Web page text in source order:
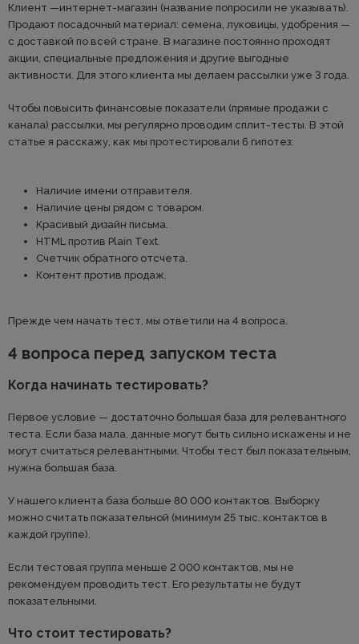
Клиент —интернет-магазин (название попросили не указывать).
Продают посадочный материал: семена, луковицы, удобрения —
с доставкой по всей стране. В магазине постоянно проходят
акции, специальные предложения и другие выгодные
активности. Для этого клиента мы делаем рассылки уже 3 года.
Чтобы повысить финансовые показатели (прямые продажи с
канала) рассылки, мы регулярно проводим сплит-тесты. В этой
статье я расскажу, как мы протестировали 6 гипотез:
Наличие имени отправителя.
Наличие цены рядом с товаром.
Красивый дизайн письма.
HTML против Plain Text.
Счетчик обратного отсчета.
Контент против продаж.
Прежде чем начать тест, мы ответили на 4 вопроса.
4 вопроса перед запуском теста
Когда начинать тестировать?
Первое условие — достаточно большая база для релевантного
теста. Если база мала, данные могут быть сильно искажены и не
могут считаться релевантными. Чтобы тест был показательным,
нужна большая база.
У нашего клиента база больше 80 000 контактов. Выборку
можно считать показательной (минимум 25 тыс. контактов в
каждой группе).
Если тестовая группа меньше 2 000 контактов, мы не
рекомендуем проводить тест. Его результаты не будут
показательными.
Что стоит тестировать?